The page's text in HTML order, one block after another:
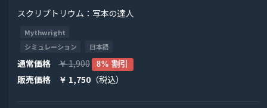
スクリプトリウム：写本の達人
Mythwright
シミュレーション
日本語
通常価格 ￥1,900 8% 割引
販売価格 ￥ 1,750 （税込）